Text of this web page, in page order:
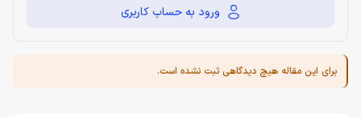
ورود به حساب کاربری
برای این مقاله هیچ دیدگاهی ثبت نشده است.